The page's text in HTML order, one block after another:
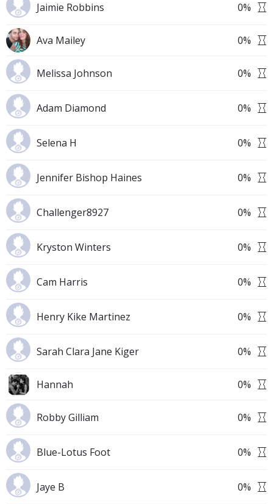
Jaimie Robbins 0%
Ava Mailey 0%
Melissa Johnson 0%
Adam Diamond 0%
Selena H 0%
Jennifer Bishop Haines 0%
Challenger8927 0%
Kryston Winters 0%
Cam Harris 0%
Henry Kike Martinez 0%
Sarah Clara Jane Kiger 0%
Hannah 0%
Robby Gilliam 0%
Blue-Lotus Foot 0%
Jaye B 0%